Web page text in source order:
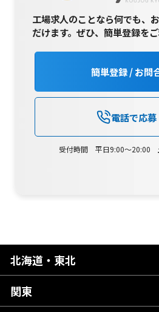
工場求人のことなら何でも、
だけます。ぜひ、簡単登録を
簡単登録 / お問
電話で応募
受付時間 平日9:00～20:00
北海道・東北
北海道
関東